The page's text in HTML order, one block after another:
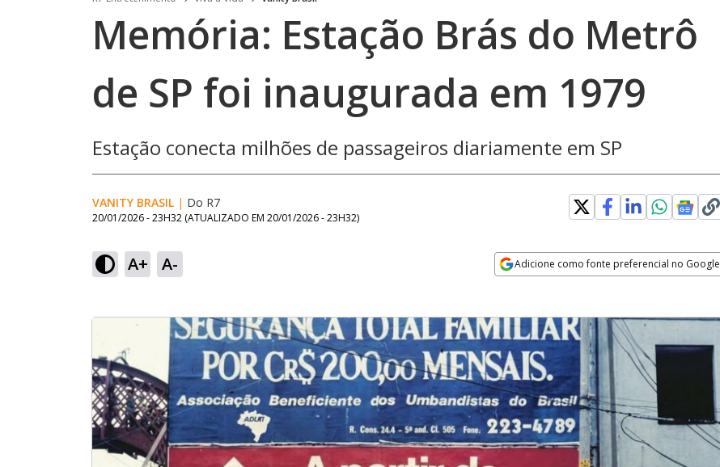
​Memória: Estação Brás do Metrô
de SP foi inaugurada em 1979
​Estação conecta milhões de passageiros diariamente em SP
VANITY BRASIL | Do R7
20/01/2026 - 23H32 (ATUALIZADO EM 20/01/2026 - 23H32)
A+ A- Adicione como fonte preferencial no Google